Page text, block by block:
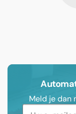
Meld je dan